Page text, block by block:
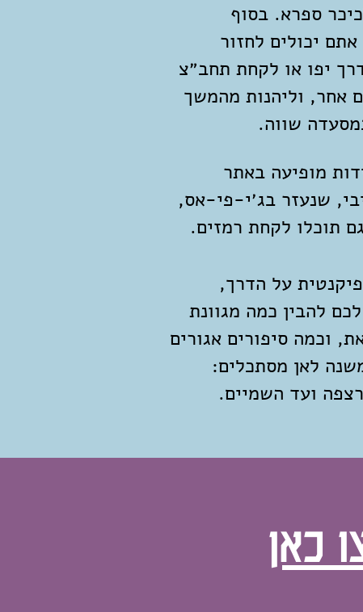
ספרא. בסוף
יכולים לחזור
יפו או לקחת תחב״צ
אחר, וליהנות מהמשך
שווה.
מופיעה באתר
שנעזר בג׳י-פי-אס,
תוכלו לקחת רמזים.
פיקנטית על הדרך,
להבין כמה מגוונת
וכמה סיפורים אגורים
לאן מסתכלים:
ועד השמיים.
כאן